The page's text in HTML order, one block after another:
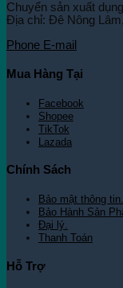
Chuyển sản xuất
Địa chỉ: Đê Nông
Phone E-mail
Mua Hàng Tại
Facebook
Shopee
TikTok
Lazada
Chính Sách
Bảo mật thông tin.
Bảo Hành Sản
Đại lý.
Thanh Toán
Hỗ Trợ